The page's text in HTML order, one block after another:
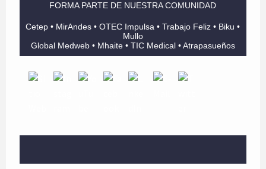
FORMA PARTE DE NUESTRA COMUNIDAD
Cetep • MirAndes • OTEC Impulsa • Trabajo Feliz • Biku •
Mullo
Global Medweb • Mhaite • TIC Medical • Atrapasueños